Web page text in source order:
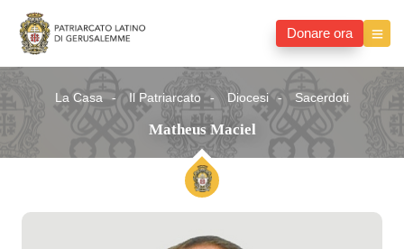
Donare ora
La Casa Il Patriarcato Diocesi Sacerdoti
Matheus Maciel